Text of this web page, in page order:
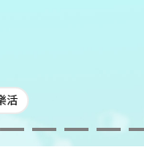
活
10 11 12 13